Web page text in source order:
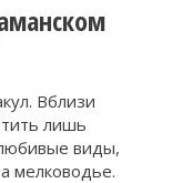
Вблизи
лишь
виды,
мелководье.